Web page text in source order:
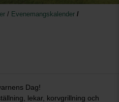
/ Evenemangskalender /
Dag!
lekar, korvgrillning och